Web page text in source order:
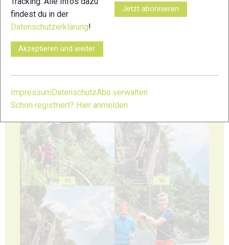
93
95 96
findest du in der
Datenschutzerklärung!
Akzeptieren und weiter
Jetzt abonnieren
Impressum DatenschutzAbo verwalten
Schon registriert? Hier anmelden